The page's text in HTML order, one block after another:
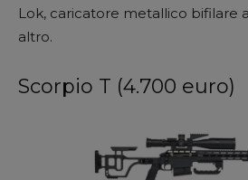
Lok, caricatore metallico bifilare
altro.
Scorpio T (4.700 euro)